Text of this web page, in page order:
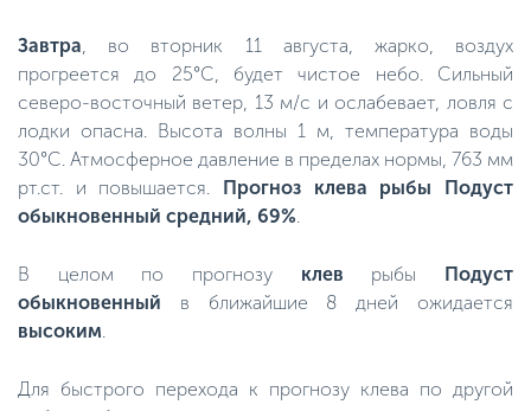
Завтра, во вторник 11 августа, жарко, воздух
прогреется до 25°C, будет чистое небо. Сильный
северо-восточный ветер, 13 м/с и ослабевает, ловля с
лодки опасна. Высота волны 1 м, температура воды
30°C. Атмосферное давление в пределах нормы, 763 мм
рт.ст. и повышается. Прогноз клева рыбы Подуст
обыкновенный средний, 69%.
В целом по прогнозу клев рыбы Подуст
обыкновенный в ближайшие 8 дней ожидается
высоким.
Для быстрого перехода к прогнозу клева по другой